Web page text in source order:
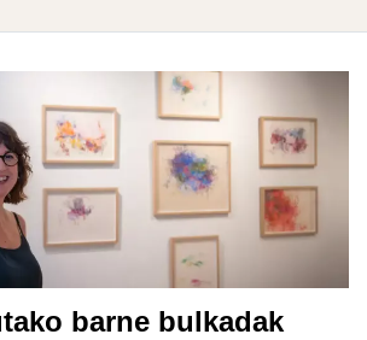
barne bulkadak